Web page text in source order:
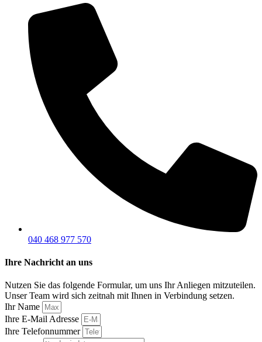
040 468 977 570
Ihre Nachricht an uns
Nutzen Sie das folgende Formular, um uns Ihr Anliegen mitzuteilen.
Unser Team wird sich zeitnah mit Ihnen in Verbindung setzen.
Ihr Name
Ihre E-Mail Adresse
Ihre Telefonnummer